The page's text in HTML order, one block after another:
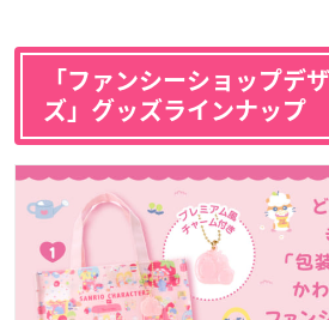
「ファンシーショップデ
ズ」グッズラインナップ